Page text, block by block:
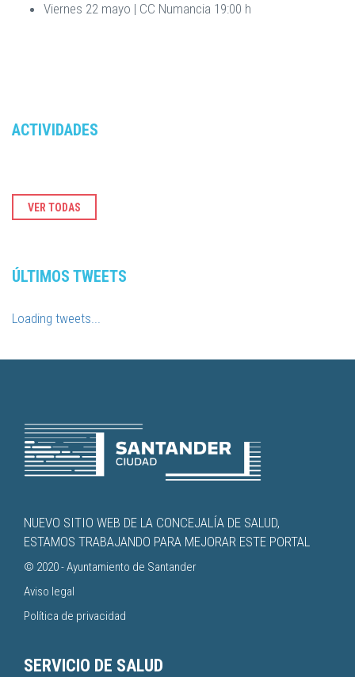
Viernes 22 mayo | CC Numancia 19:00 h
ACTIVIDADES
VER TODAS
ÚLTIMOS TWEETS
Loading tweets...
NUEVO SITIO WEB DE LA CONCEJALÍA DE SALUD,
ESTAMOS TRABAJANDO PARA MEJORAR ESTE PORTAL
© 2020 -Ayuntamiento de Santander
Aviso legal
Política de privacidad
SERVICIO DE SALUD